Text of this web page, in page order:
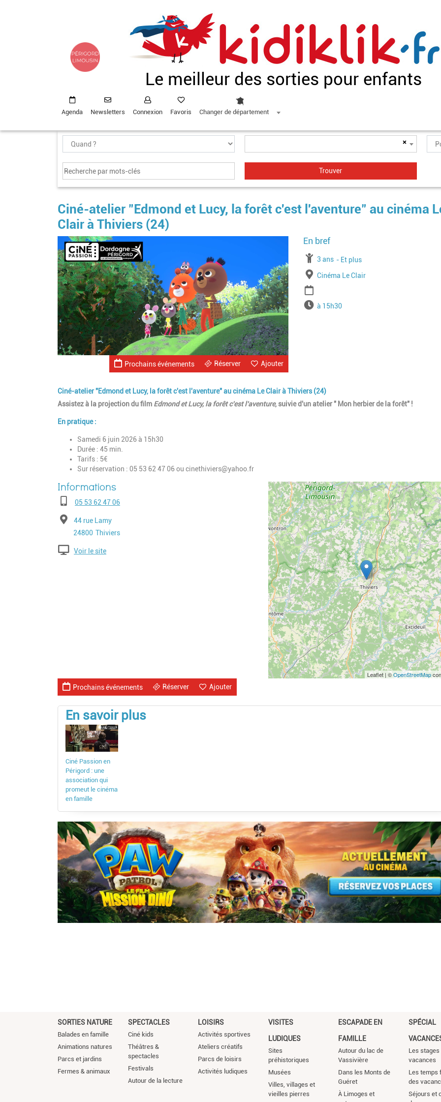
Le meilleur des sorties pour enfants
Agenda Newsletters Connexion Favoris Changer de département
×
Ciné-atelier "Edmond et Lucy, la forêt c'est l'aventure" au cinéma
Clair à Thiviers (24)
Image
Ajouter
Réserver
Prochains événements
À partir de
3 ans Jusqu'à l'age de
Et plus
Lieu
Cinéma Le Clair
Horairesà 15h30
Ciné-atelier "Edmond et Lucy, la forêt c'est l'aventure" au cinéma Le Clair à Thiviers (24)
Assistez à la projection du film Edmond et Lucy, la forêt c'est l'aventure, suivie d'un atelier " Mon herbier de la forêt" !
En pratique :
Samedi 6 juin 2026 à 15h30
Durée : 45 min.
Tarifs : 5€
Sur réservation : 05 53 62 47 06 ou cinethiviers@yahoo.fr
Téléphone05 53 62 47 06
Adresse44 rue Lamy
Code postal
24800 Ville
Thiviers
Voir le site
Geolocalisation
Leaflet | ©OpenStreetMap
Ajouter
Réserver
Prochains événements
En savoir plus
Ciné Passion en
Périgord : une
association qui
promeut le cinéma
en famille
SORTIES NATURE
Balades en famille
Animations natures
Parcs et jardins
Fermes & animaux
SPECTACLES
Ciné kids
Théâtres &
spectacles
Festivals
Autour de la lecture
LOISIRS
Activités sportives
Ateliers créatifs
Parcs de loisirs
Activités ludiques
VISITES
LUDIQUES
Sites
préhistoriques
Musées
Villes, villages et
vieilles pierres
ESCAPADE EN
FAMILLE
Autour du lac de
Vassivière
Dans les Monts de
Guéret
À Limoges et
SPÉCIAL
Les stages
vacances
Les temps
des
Séjours et